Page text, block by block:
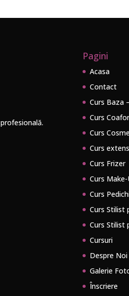
Pagini
Acasa
Contact
Curs Baza
Curs Coafor
Curs
Curs
Curs Frizer
Curs Make-
Curs
Curs Stilist
Curs Stilist
Cursuri
Despre Noi
Galerie
Înscriere